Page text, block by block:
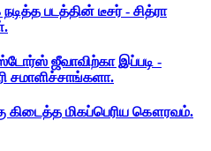
படத்தின் டீசர் - சித்ரா
ஜீவாவிற்கா இப்படி -
சமாளிச்சாங்களா.
கிடைத்த மிகப்பெரிய கௌரவம்.